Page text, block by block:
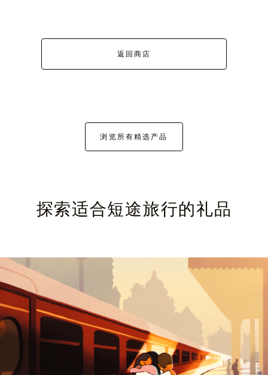
返回商店
浏览所有精选产品
探索适合短途旅行的礼品